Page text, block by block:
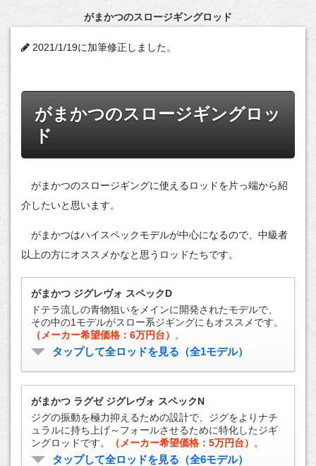
がまかつのスロージギングロッド
2021/1/19に加筆修正しました。
がまかつのスロージギングロッ
ド
がまかつのスロージギングに使えるロッドを片っ端から紹
介したいと思います。
がまかつはハイスペックモデルが中心になるので、中級者
以上の方にオススメかなと思うロッドたちです。
がまかつ ジグレヴォ スペックD
ドテラ流しの青物狙いをメインに開発されたモデルで、
その中の1モデルがスロー系ジギングにもオススメです。
（メーカー希望価格：6万円台） 。
タップして全ロッドを見る（全1モデル）
がまかつ ラグゼ ジグレヴォ スペックN
ジグの振動を極力抑えるための設計で、ジグをよりナチ
ュラルに持ち上げ～フォールさせるために特化したジギ
ングロッドです。
（メーカー希望価格：5万円台） 。
タップして全ロッドを見る（全6モデル）